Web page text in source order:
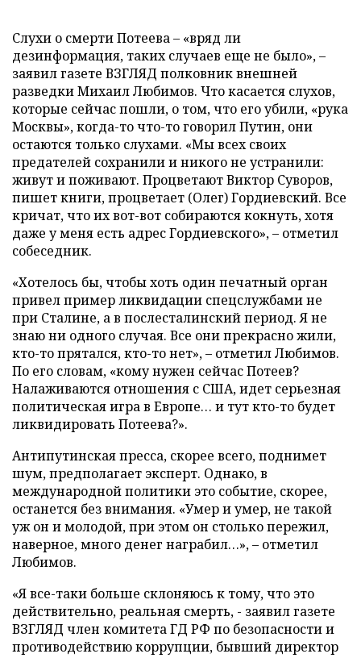
Слухи о смерти Потеева – «вряд ли
дезинформация, таких случаев еще не было», –
заявил газете ВЗГЛЯД полковник внешней
разведки Михаил Любимов. Что касается слухов,
которые сейчас пошли, о том, что его убили, «рука
Москвы», когда-то что-то говорил Путин, они
остаются только слухами. «Мы всех своих
предателей сохранили и никого не устранили:
живут и поживают. Процветают Виктор Суворов,
пишет книги, процветает (Олег) Гордиевский. Все
кричат, что их вот-вот собираются кокнуть, хотя
даже у меня есть адрес Гордиевского», – отметил
собеседник.
«Хотелось бы, чтобы хоть один печатный орган
привел пример ликвидации спецслужбами не
при Сталине, а в послесталинский период. Я не
знаю ни одного случая. Все они прекрасно жили,
кто-то прятался, кто-то нет», – отметил Любимов.
По его словам, «кому нужен сейчас Потеев?
Налаживаются отношения с США, идет серьезная
политическая игра в Европе… и тут кто-то будет
ликвидировать Потеева?».
Антипутинская пресса, скорее всего, поднимет
шум, предполагает эксперт. Однако, в
международной политики это событие, скорее,
останется без внимания. «Умер и умер, не такой
уж он и молодой, при этом он столько пережил,
наверное, много денег награбил…», – отметил
Любимов.
«Я все-таки больше склоняюсь к тому, что это
действительно, реальная смерть, - заявил газете
ВЗГЛЯД член комитета ГД РФ по безопасности и
противодействию коррупции, бывший директор